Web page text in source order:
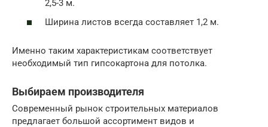
2,5-3 м.
Ширина листов всегда составляет 1,2 м.
Именно таким характеристикам соответствует
необходимый тип гипсокартона для потолка.
Выбираем производителя
Современный рынок строительных материалов
предлагает большой ассортимент видов и